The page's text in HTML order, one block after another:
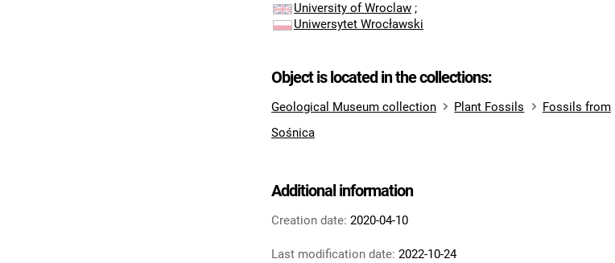
University of Wroclaw ;
Uniwersytet Wrocławski
Object is located in the collections:
Geological Museum collection Plant Fossils
Fossils from
Sośnica
Additional information
Creation date: 2020-04-10
Last modification date: 2022-10-24